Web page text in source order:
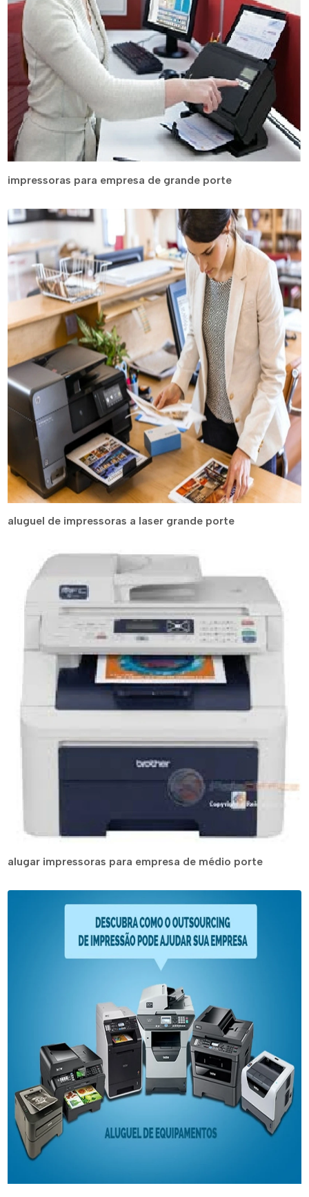
impressoras para empresa de grande porte
aluguel de impressoras a laser grande porte
alugar impressoras para empresa de médio porte